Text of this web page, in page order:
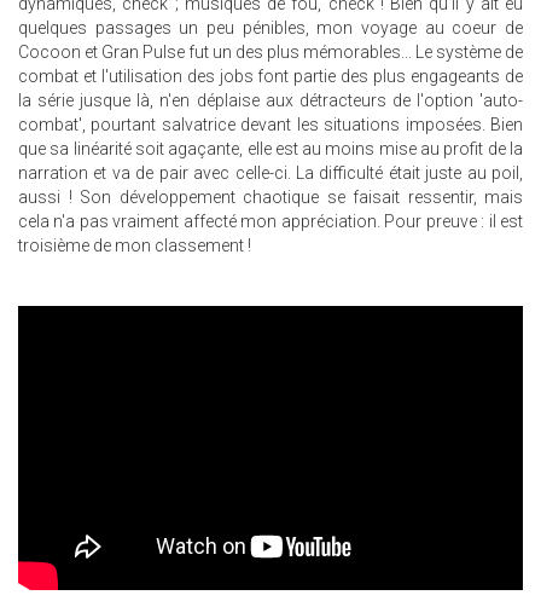
dynamiques, check ; musiques de fou, check ! Bien qu'il y ait eu
quelques passages un peu pénibles, mon voyage au coeur de
Cocoon et Gran Pulse fut un des plus mémorables... Le système de
combat et l'utilisation des jobs font partie des plus engageants de
la série jusque là, n'en déplaise aux détracteurs de l'option 'auto-
combat', pourtant salvatrice devant les situations imposées. Bien
que sa linéarité soit agaçante, elle est au moins mise au profit de la
narration et va de pair avec celle-ci. La difficulté était juste au poil,
aussi ! Son développement chaotique se faisait ressentir, mais
cela n'a pas vraiment affecté mon appréciation. Pour preuve : il est
troisième de mon classement !